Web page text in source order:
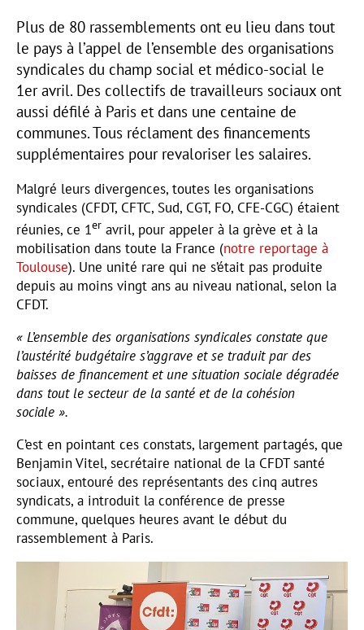
Plus de 80 rassemblements ont eu lieu dans tout
le pays à l’appel de l’ensemble des organisations
syndicales du champ social et médico-social le
1er avril. Des collectifs de travailleurs sociaux ont
aussi défilé à Paris et dans une centaine de
communes. Tous réclament des financements
supplémentaires pour revaloriser les salaires.
Malgré leurs divergences, toutes les organisations
syndicales (CFDT, CFTC, Sud, CGT, FO, CFE-CGC) étaient
réunies, ce 1er avril, pour appeler à la grève et à la
mobilisation dans toute la France (notre reportage à
Toulouse). Une unité rare qui ne s’était pas produite
depuis au moins vingt ans au niveau national, selon la
CFDT.
« L’ensemble des organisations syndicales constate que
l’austérité budgétaire s’aggrave et se traduit par des
baisses de financement et une situation sociale dégradée
dans tout le secteur de la santé et de la cohésion
sociale ».
C’est en pointant ces constats, largement partagés, que
Benjamin Vitel, secrétaire national de la CFDT santé
sociaux, entouré des représentants des cinq autres
syndicats, a introduit la conférence de presse
commune, quelques heures avant le début du
rassemblement à Paris.